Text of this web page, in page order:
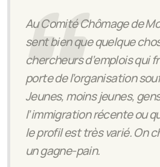
Au Comité Chômage de
sent bien que quelque
chercheurs d’emplois qui
porte de l’organisation
Jeunes, moins jeunes,
l’immigration récente ou
le profil est très varié. On
un gagne-pain.